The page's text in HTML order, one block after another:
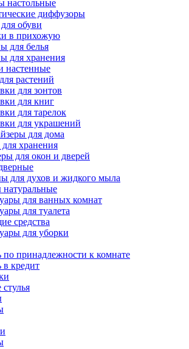
настольные
диффузоры
обуви
в прихожую
для белья
для хранения
настенные
растений
для зонтов
для книг
для тарелок
для украшений
для дома
хранения
для окон и дверей
для духов и жидкого мыла
для ванных комнат
для туалета
средства
для уборки
по принадлежности к комнате
в кредит